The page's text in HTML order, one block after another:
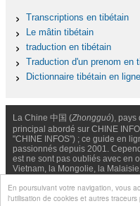
En poursuivant votre navigation, vous
l'utilisation de cookies et autres traceurs
Transcriptions en tibétain
Le mâtin tibétain
traduction en tibétain
Traduction d'un prenom en
Dictionnaire tibétain en ligne
La Chine 中国 (Zhongguó), pays
principal abordé sur CHINE
"CHINE INFOS") ; ce guide en
passionnés depuis 2001.
est ne sont pas oubliés avec en
Vietnam, la Mongolie, la